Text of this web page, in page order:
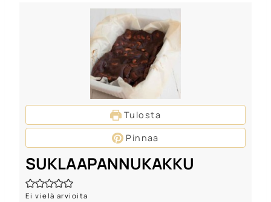
Tulosta
Pinnaa
SUKLAAPANNUKAKKU
Ei vielä arvioita